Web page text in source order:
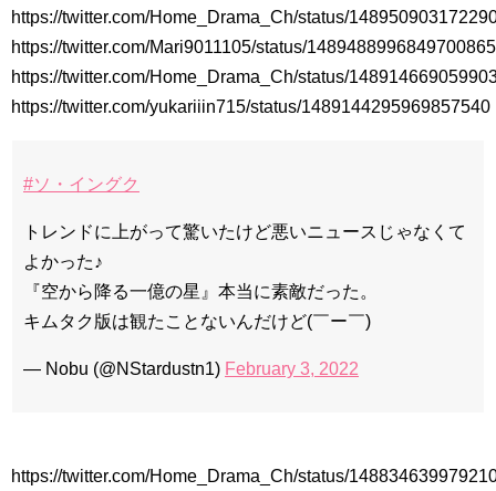
九尾狐外伝 第２話 キム・ジウ チョ・ヒョンジェ
九尾狐外伝 メイキング03 ハン・イェスル
チョ・ヒョンジェ 조현재 九尾狐外伝 制作発表会
キム・テヒの弟イ・ワン♥イ・ボミ、今日（28日）結婚……
「ライフ・ オン・ マーズ」2019年11月2日TSUTAYAにて先行
ョンら同僚芸能人から慰めの言葉が続々 – Taka News
キム・レウォンの影絵遊び！？「黒騎士～永遠の約束～」メイ
キングを一部公開（DVD-SET2特典映像より）
「まず熱く掃除せよ」女優キム・ユジョン、「健康がとても回
復…痩せたのはソン・ジェリムのせい!? 」 (11/26)
【裏芸能】キムユジョンの熱愛彼氏はあの大物俳優
いでしょ？” Big News TV
キム・ユジョン、新ドラマ「まず熱く掃除せよ」に出演確
리고 그려도 (Miss You In My Heart)
https://twitter.com/Home_Drama_Ch/status/
https://twitter.com/Mari9011105/status/1489488996849700865
https://twitter.com/Home_Drama_Ch/status/
https://twitter.com/yukariiin715/status/1489144295969857540
#ソ・イングク
トレンドに上がって驚いたけど悪いニュースじゃなくて
よかった♪
『空から降る一億の星』本当に素敵だった。
キムタク版は観たことないんだけど(￣ー￣)
— Nobu (@NStardustn1) February 3, 2022
https://twitter.com/Home_Drama_Ch/status/